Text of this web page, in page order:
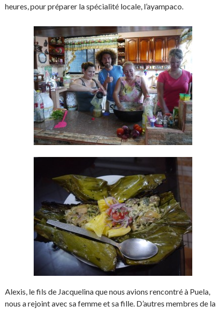
heures, pour préparer la spécialité locale, l’ayampaco.
Alexis, le fils de Jacquelina que nous avions rencontré à Puela,
nous a rejoint avec sa femme et sa fille. D’autres membres de la